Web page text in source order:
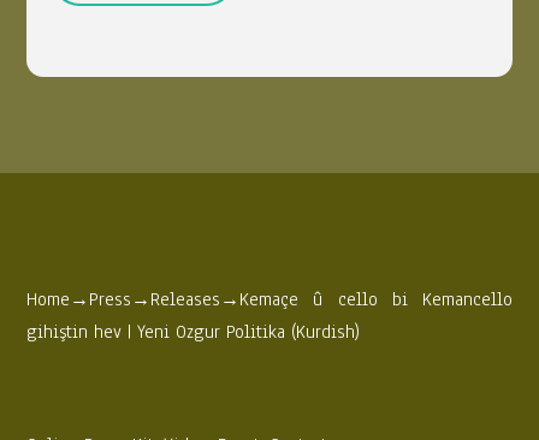
Home → Press → Releases → Kemaçe û cello bi Kemancello
gihiştin hev | Yeni Ozgur Politika (Kurdish)